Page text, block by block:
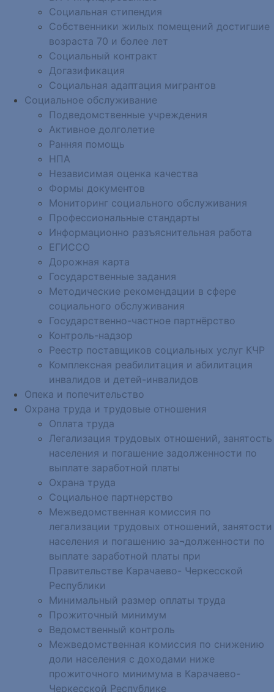
Социальная стипендия
Собственники жилых помещений достигшие
возраста 70 и более лет
Социальный контракт
Догазификация
Социальная адаптация мигрантов
Социальное обслуживание
Подведомственные учреждения
Активное долголетие
Ранняя помощь
НПА
Независимая оценка качества
Формы документов
Мониторинг социального обслуживания
Профессиональные стандарты
Информационно разъяснительная работа
ЕГИССО
Дорожная карта
Государственные задания
Методические рекомендации в сфере
социального обслуживания
Государственно-частное партнёрство
Контроль-надзор
Реестр поставщиков социальных услуг КЧР
Комплексная реабилитация и абилитация
инвалидов и детей-инвалидов
Опека и попечительство
Охрана труда и трудовые отношения
Оплата труда
Легализация трудовых отношений, занятость
населения и погашение задолженности по
выплате заработной платы
Охрана труда
Социальное партнерство
Межведомственная комиссия по
легализации трудовых отношений, занятости
населения и погашению за¬долженности по
выплате заработной платы при
Правительстве Карачаево- Черкесской
Республики
Минимальный размер оплаты труда
Прожиточный минимум
Ведомственный контроль
Межведомственная комиссия по снижению
доли населения с доходами ниже
прожиточного минимума в Карачаево-
Черкесской Республике